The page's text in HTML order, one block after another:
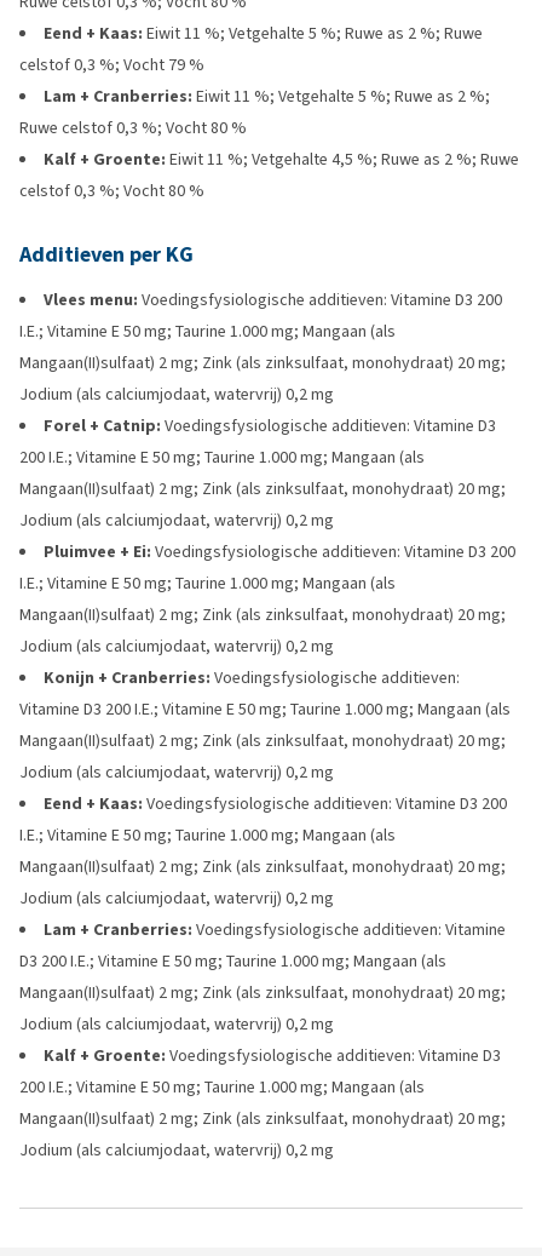
Eend + Kaas: Eiwit 11 %; Vetgehalte 5 %; Ruwe as 2 %; Ruwe
celstof 0,3 %; Vocht 79 %
Lam + Cranberries: Eiwit 11 %; Vetgehalte 5 %; Ruwe as 2 %;
Ruwe celstof 0,3 %; Vocht 80 %
Kalf + Groente: Eiwit 11 %; Vetgehalte 4,5 %; Ruwe as 2 %; Ruwe
celstof 0,3 %; Vocht 80 %
Additieven per KG
Vlees menu: Voedingsfysiologische additieven: Vitamine D3 200
I.E.; Vitamine E 50 mg; Taurine 1.000 mg; Mangaan (als
Mangaan(II)sulfaat) 2 mg; Zink (als zinksulfaat, monohydraat) 20 mg;
Jodium (als calciumjodaat, watervrij) 0,2 mg
Forel + Catnip: Voedingsfysiologische additieven: Vitamine D3
200 I.E.; Vitamine E 50 mg; Taurine 1.000 mg; Mangaan (als
Mangaan(II)sulfaat) 2 mg; Zink (als zinksulfaat, monohydraat) 20 mg;
Jodium (als calciumjodaat, watervrij) 0,2 mg
Pluimvee + Ei: Voedingsfysiologische additieven: Vitamine D3 200
I.E.; Vitamine E 50 mg; Taurine 1.000 mg; Mangaan (als
Mangaan(II)sulfaat) 2 mg; Zink (als zinksulfaat, monohydraat) 20 mg;
Jodium (als calciumjodaat, watervrij) 0,2 mg
Konijn + Cranberries: Voedingsfysiologische additieven:
Vitamine D3 200 I.E.; Vitamine E 50 mg; Taurine 1.000 mg; Mangaan (als
Mangaan(II)sulfaat) 2 mg; Zink (als zinksulfaat, monohydraat) 20 mg;
Jodium (als calciumjodaat, watervrij) 0,2 mg
Eend + Kaas: Voedingsfysiologische additieven: Vitamine D3 200
I.E.; Vitamine E 50 mg; Taurine 1.000 mg; Mangaan (als
Mangaan(II)sulfaat) 2 mg; Zink (als zinksulfaat, monohydraat) 20 mg;
Jodium (als calciumjodaat, watervrij) 0,2 mg
Lam + Cranberries: Voedingsfysiologische additieven: Vitamine
D3 200 I.E.; Vitamine E 50 mg; Taurine 1.000 mg; Mangaan (als
Mangaan(II)sulfaat) 2 mg; Zink (als zinksulfaat, monohydraat) 20 mg;
Jodium (als calciumjodaat, watervrij) 0,2 mg
Kalf + Groente: Voedingsfysiologische additieven: Vitamine D3
200 I.E.; Vitamine E 50 mg; Taurine 1.000 mg; Mangaan (als
Mangaan(II)sulfaat) 2 mg; Zink (als zinksulfaat, monohydraat) 20 mg;
Jodium (als calciumjodaat, watervrij) 0,2 mg